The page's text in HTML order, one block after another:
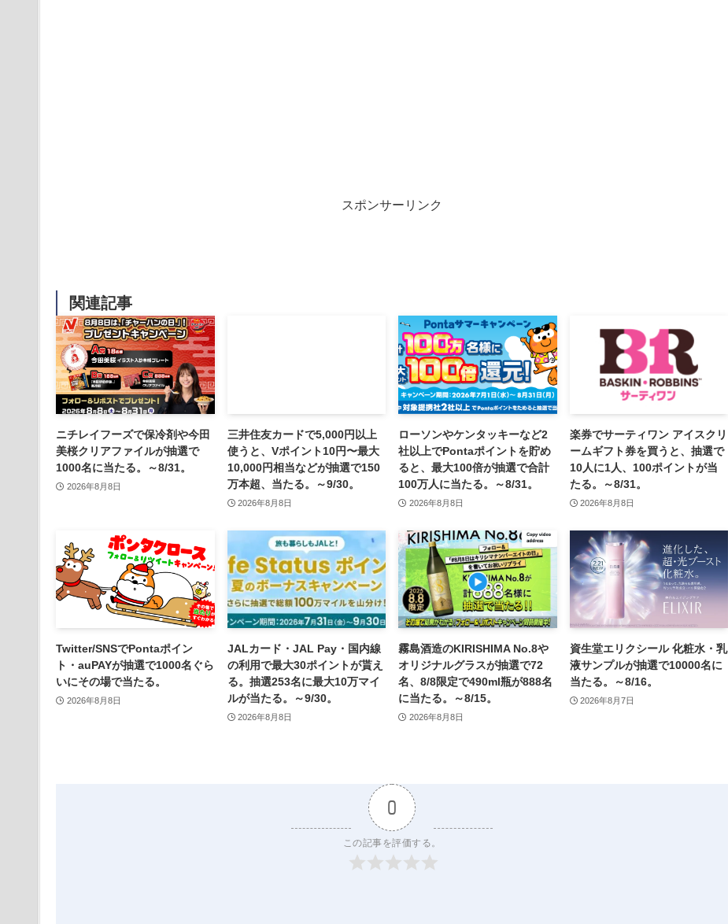
スポンサーリンク
関連記事
ニチレイフーズで保冷剤や今田
美桜クリアファイルが抽選で
1000名に当たる。～8/31。
2026年8月8日
三井住友カードで5,000円以上
使うと、Vポイント10円〜最大
10,000円相当などが抽選で150
万本超、当たる。～9/30。
2026年8月8日
ローソンやケンタッキーなど2
社以上でPontaポイントを貯め
ると、最大100倍が抽選で合計
100万人に当たる。～8/31。
2026年8月8日
楽券でサーティワン アイスクリ
ームギフト券を買うと、抽選で
10人に1人、100ポイントが当
たる。～8/31。
2026年8月8日
Twitter/SNSでPontaポイン
ト・auPAYが抽選で1000名ぐら
いにその場で当たる。
2026年8月8日
JALカード・JAL Pay・国内線
の利用で最大30ポイントが貰え
る。抽選253名に最大10万マイ
ルが当たる。～9/30。
2026年8月8日
霧島酒造のKIRISHIMA No.8や
オリジナルグラスが抽選で72
名、8/8限定で490ml瓶が888名
に当たる。～8/15。
2026年8月8日
資生堂エリクシール 化粧水・乳
液サンプルが抽選で10000名に
当たる。～8/16。
2026年8月7日
0
この記事を評価する。